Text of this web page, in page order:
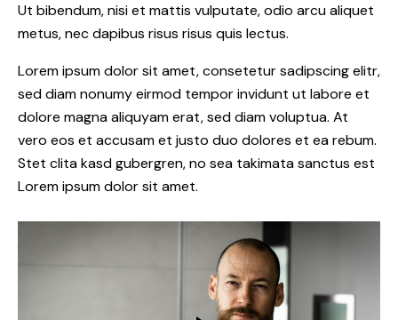
Ut bibendum, nisi et mattis vulputate, odio arcu aliquet
metus, nec dapibus risus risus quis lectus.
Lorem ipsum dolor sit amet, consetetur sadipscing elitr,
sed diam nonumy eirmod tempor invidunt ut labore et
dolore magna aliquyam erat, sed diam voluptua. At
vero eos et accusam et justo duo dolores et ea rebum.
Stet clita kasd gubergren, no sea takimata sanctus est
Lorem ipsum dolor sit amet.